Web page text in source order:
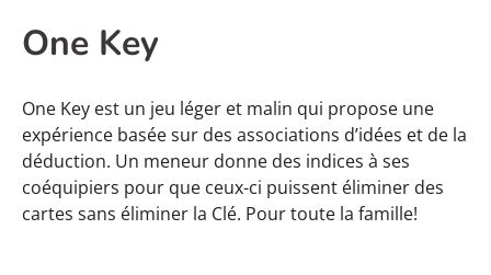
One Key
One Key est un jeu léger et malin qui propose une
expérience basée sur des associations d’idées et de la
déduction. Un meneur donne des indices à ses
coéquipiers pour que ceux-ci puissent éliminer des
cartes sans éliminer la Clé. Pour toute la famille!